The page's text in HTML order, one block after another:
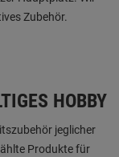
Zubehör.
HOBBY
jeglicher
Produkte für